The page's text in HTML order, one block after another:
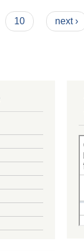
10 next ›